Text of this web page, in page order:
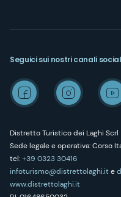
Distretto Turistico dei Laghi Scrl
Sede legale e operativa: Corso
tel:+39 0323 30416
infoturismo@distrettolaghi.ite
www.distrettolaghi.it
Seguici sui nostri canali social